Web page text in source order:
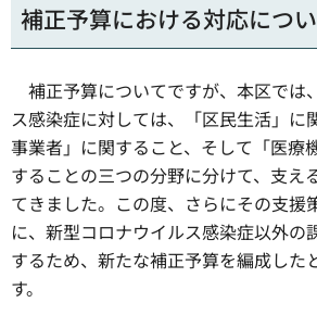
補正予算における対応につ
補正予算についてですが、本区では
ス感染症に対しては、「区民生活」に
事業者」に関すること、そして「医療
することの三つの分野に分けて、支え
てきました。この度、さらにその支援
に、新型コロナウイルス感染症以外の
するため、新たな補正予算を編成した
す。